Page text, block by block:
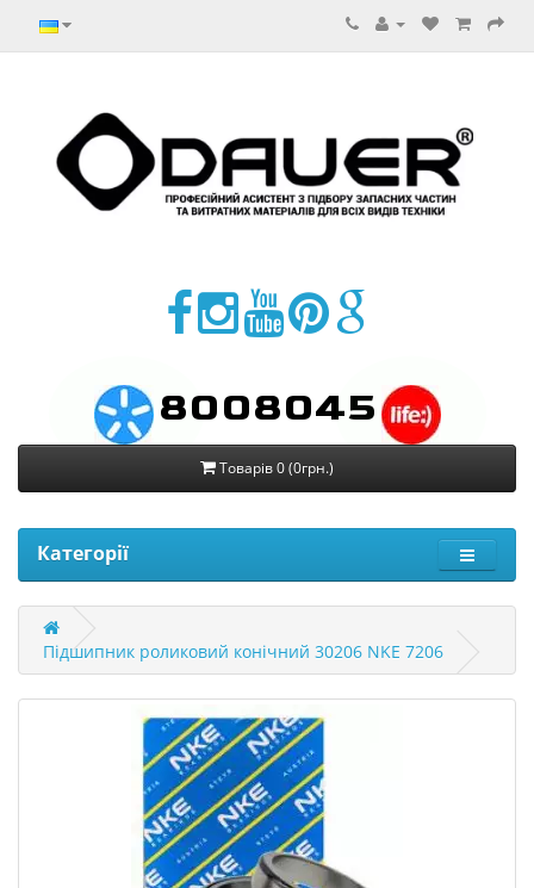
8008045
Товарів 0 (0грн.)
Категорії
Підшипник роликовий конічний 30206 NKE 7206